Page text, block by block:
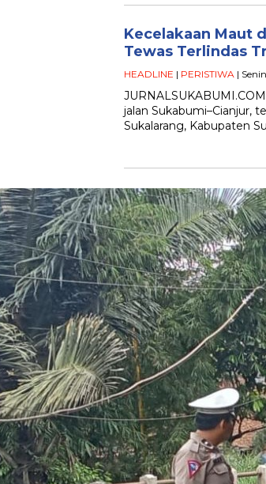
Kecelakaan Maut
Tewas Terlindas
HEADLINE | PERISTIWA |
jalan Sukabumi–Cianjur,
Sukalarang, Kabupaten